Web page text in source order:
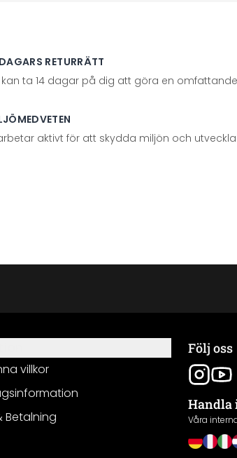
RETURRÄTT
kan ta 14 dagar på dig att göra en
aktivt för att skydda miljön och
villkor
Betalning
Följ oss
Handla
Våra